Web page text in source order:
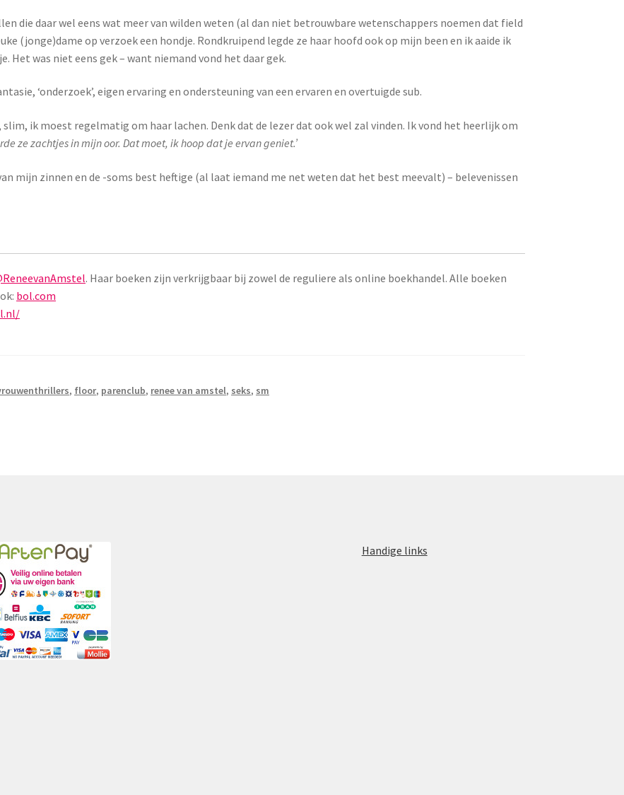
die daar wel eens wat meer van wilden weten (al dan niet betrouwbare wetenschappers noemen dat field
(jonge)dame op verzoek een hondje. Rondkruipend legde ze haar hoofd ook op mijn been en ik aaide ik
Het was niet eens gek – want niemand vond het daar gek.
‘onderzoek’, eigen ervaring en ondersteuning van een ervaren en overtuigde sub.
slim, ik moest regelmatig om haar lachen. Denk dat de lezer dat ook wel zal vinden. Ik vond het heerlijk om
ze zachtjes in mijn oor. Dat moet, ik hoop dat je ervan geniet.’
mijn zinnen en de -soms best heftige (al laat iemand me net weten dat het best meevalt) – belevenissen
. Haar boeken zijn verkrijgbaar bij zowel de reguliere als online boekhandel. Alle boeken
bol.com
, floor, parenclub, renee van amstel, seks, sm
Handige links